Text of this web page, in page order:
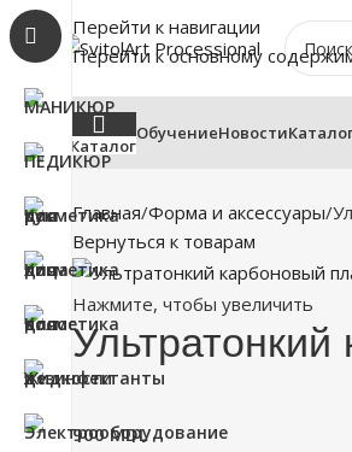
Перейти к навигации
Перейти к основному
Каталог
ОбучениеНовости
Главная Форма и аксессуары
Вернуться к товарам
Нажмите, чтобы увеличить
900MDL